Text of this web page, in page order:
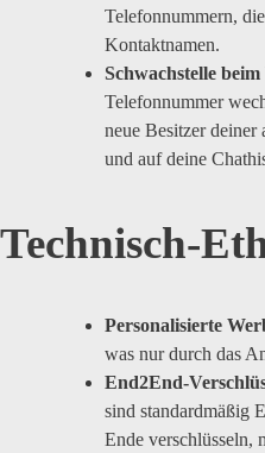
Telefonnummern,
Kontaktnamen.
Schwachstelle
Telefonnummer
neue Besitzer
und auf deine
Technisch-
Personalisierte
was nur durch das
End2End-
sind standardmäßig
Ende verschlüsseln,